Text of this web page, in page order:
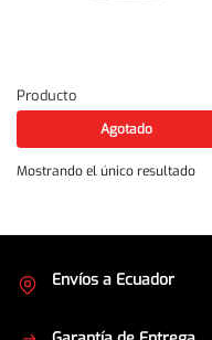
Producto
Agotado
Mostrando el único resultado
Envíos a Ecuador